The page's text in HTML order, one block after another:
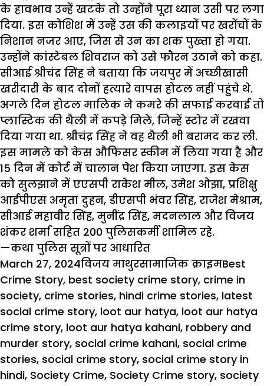
के हावभाव उन्हें खटके तो उन्होंने पूरा ध्यान उसी पर लगा
दिया. इस कोशिश में उन्हें उस की कलाइयों पर खरोंचों के
निशान नजर आए, जिस से उन का शक पुख्ता हो गया.
उन्होंने कांस्टेबल शिवराज को उसे फौरन उठाने को कहा.
सीआई श्रीचंद्र सिंह ने बताया कि जयपुर में अच्छीखासी
खरीदारी के बाद दोनों हत्यारे वापस होटल नहीं पहुंचे थे.
अगले दिन होटल मालिक ने कमरे की सफाई करवाई तो
प्लास्टिक की थैली में कपड़े मिले, जिन्हें स्टोर में रखवा
दिया गया था. श्रीचंद्र सिंह ने वह थैली भी बरामद कर ली.
इस मामले को केस औफिसर स्कीम में लिया गया है और
15 दिन में कोर्ट में चालान पेश किया जाएगा. इस केस
को सुलझाने में एएसपी राकेश मील, उमेश ओझा, प्रशिक्षु
आईपीएस अमृता दुहन, डीएसपी भंवर सिंह, राजेश मेश्राम,
सीआई महावीर सिंह, मुनींद्र सिंह, मदनलाल और विजय
शंकर शर्मा सहित 200 पुलिसकर्मी शामिल रहे.
—कथा पुलिस सूत्रों पर आधारित
Posted
on
March 27, 2024Author
विजय माथुरCategories
सामाजिक क्राइमTags
Best
Crime Story, best society crime story, crime in
society, crime stories, hindi crime stories, latest
social crime story, loot aur hatya, loot aur hatya
crime story, loot aur hatya kahani, robbery and
murder story, social crime kahani, social crime
stories, social crime story, social crime story in
hindi, Society Crime, Society Crime story, society